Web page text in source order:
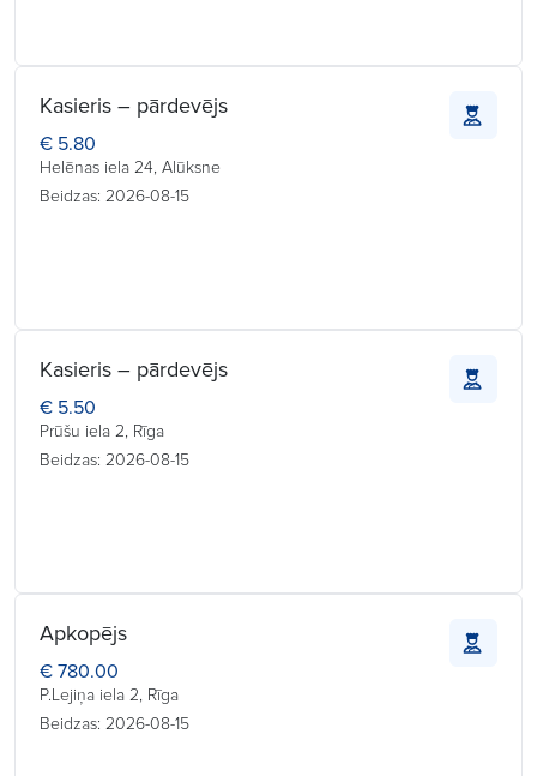
Kasieris – pārdevējs
€ 5.80
Helēnas iela 24, Alūksne
Beidzas: 2026-08-15
Kasieris – pārdevējs
€ 5.50
Prūšu iela 2, Rīga
Beidzas: 2026-08-15
Apkopējs
€ 780.00
P.Lejiņa iela 2, Rīga
Beidzas: 2026-08-15